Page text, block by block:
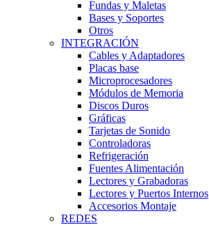
Fundas y Maletas
Bases y Soportes
Otros
INTEGRACIÓN
Cables y Adaptadores
Placas base
Microprocesadores
Módulos de Memoria
Discos Duros
Gráficas
Tarjetas de Sonido
Controladoras
Refrigeración
Fuentes Alimentación
Lectores y Grabadoras
Lectores y Puertos Internos
Accesorios Montaje
REDES